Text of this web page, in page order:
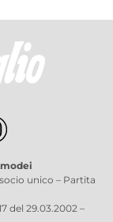
unico – Partita
del 29.03.2002 –